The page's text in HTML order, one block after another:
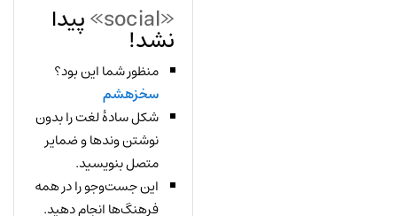
«social» پیدا
نشد!
منظور شما این بود؟
سخزهشم
شکل سادهٔ لغت را بدون
نوشتن وندها و ضمایر
متصل بنویسید.
این جست‌وجو را در همه
فرهنگ‌ها انجام دهید.